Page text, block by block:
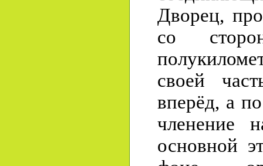
Дворец,
со
своей
вперёд, а
членение
основной